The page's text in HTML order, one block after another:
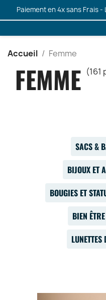
Paiement en 4x sans Frais
Accueil Femme
FEMME (161
SACS &
BIJOUX ET
BOUGIES ET
BIEN ÊTRE
LUNETTES